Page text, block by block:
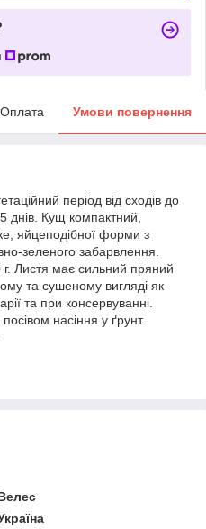
Оплата Умови повернення
період від сходів до
днів. Кущ компактний,
яйцеподібної форми з
зеленого забарвлення.
Листя має сильний пряний
та сушеному вигляді як
та при консервуванні.
насіння у ґрунт.